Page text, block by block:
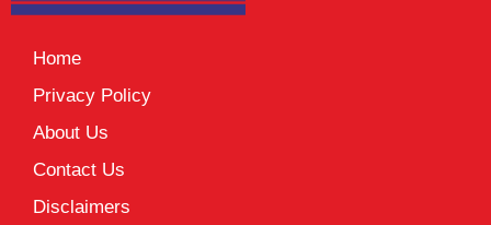
Home
Privacy Policy
About Us
Contact Us
Disclaimers